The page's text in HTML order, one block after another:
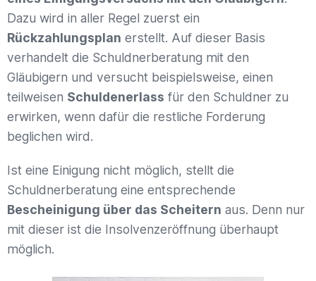
Dazu wird in aller Regel zuerst ein
Rückzahlungsplan erstellt. Auf dieser Basis
verhandelt die Schuldnerberatung mit den
Gläubigern und versucht beispielsweise, einen
teilweisen Schuldenerlass für den Schuldner zu
erwirken, wenn dafür die restliche Forderung
beglichen wird.
Ist eine Einigung nicht möglich, stellt die
Schuldnerberatung eine entsprechende
Bescheinigung über das Scheitern aus. Denn nur
mit dieser ist die Insolvenzeröffnung überhaupt
möglich.